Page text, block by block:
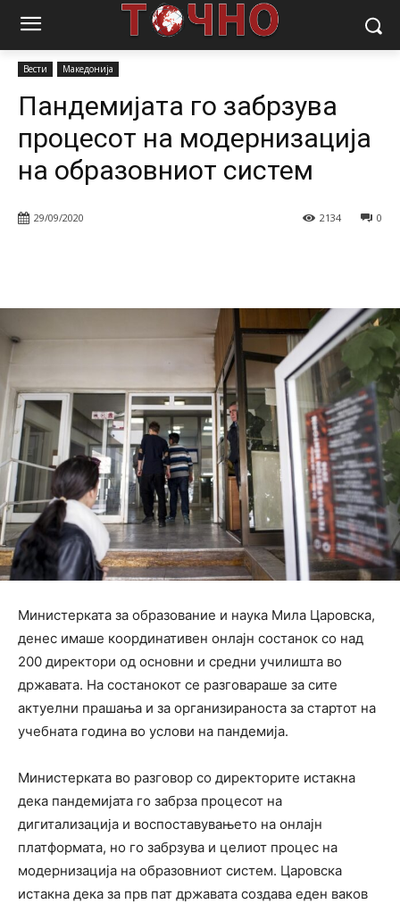
Почетна
Пандемијата го забрзува процесот на
Вести Македонија
Пандемијата го забрзува
процесот на модернизација
на образовниот систем
29/09/2020 0
2134
Министерката за образование и наука Мила Царовска,
денес имаше координативен онлајн состанок со над
200 директори од основни и средни училишта во
државата. На состанокот се разговараше за сите
актуелни прашања и за организираноста за стартот на
учебната година во услови на пандемија.
Министерката во разговор со директорите истакна
дека пандемијата го забрза процесот на
дигитализација и воспоставувањето на онлајн
платформата, но го забрзува и целиот процес на
модернизација на образовниот систем. Царовска
истакна дека за прв пат државата создава еден ваков